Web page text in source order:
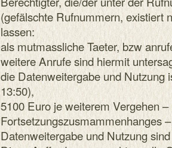
(gefälschte Rufnummern, existiert
lassen:
als mutmassliche Taeter, bzw
weitere Anrufe sind hiermit
die Datenweitergabe und Nutzung
13:50),
5100 Euro je weiterem Vergehen
Fortsetzungszusmammenhanges
Datenweitergabe und Nutzung